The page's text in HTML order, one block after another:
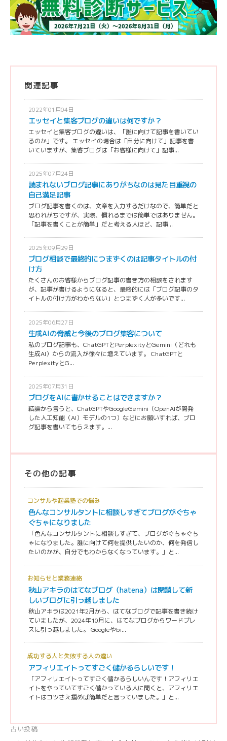
関連記事
2022年01月04日
エッセイと集客ブログの違いは何ですか？
エッセイと集客ブログの違いは、「誰に向けて記事を書いてい
るのか」です。 エッセイの場合は「自分に向けて」記事を書
いていますが、集客ブログは「お客様に向けて」記事...
2025年07月24日
読まれないブログ記事にありがちなのは見た目重視の
自己満足記事
ブログ記事を書くのは、文章を入力するだけなので、簡単だと
思われがちですが、実際、慣れるまでは簡単ではありません。
「記事を書くことが簡単」だと考える人ほど、記事...
2025年09月29日
ブログ相談で最終的につまずくのは記事タイトルの付
け方
たくさんのお客様からブログ記事の書き方の相談をされます
が、記事が書けるようになると、最終的には「ブログ記事のタ
イトルの付け方がわからない」とつまずく人が多いです...
2025年06月27日
生成AIの脅威と今後のブログ集客について
私のブログ記事も、ChatGPTとPerplexityとGemini（どれも
生成AI）からの流入が徐々に増えています。 ChatGPTと
PerplexityとG...
2025年07月31日
ブログをAIに書かせることはできますか？
結論から言うと、ChatGPTやGoogleGemini（OpenAIが開発
した人工知能（AI）モデルの1つ）などにお願いすれば、ブロ
グ記事を書いてもらえます。...
その他の記事
コンサルや起業塾での悩み
色んなコンサルタントに相談しすぎてブログがぐちゃ
ぐちゃになりました
「色んなコンサルタントに相談しすぎて、ブログがぐちゃぐち
ゃになりました。誰に向けて何を提供したいのか、何を発信し
たいのかが、自分でもわからなくなっています。」と...
お知らせと業務連絡
秋山アキラのはてなブログ（hatena）は閉鎖して新
しいブログに引っ越しました
秋山アキラは2021年2月から、はてなブログで記事を書き続け
ていましたが、2024年10月に、はてなブログからワードプレ
スに引っ越しました。 Googleやbi...
成功する人と失敗する人の違い
アフィリエイトってすごく儲かるらしいです！
「アフィリエイトってすごく儲かるらしいんです！アフィリエ
イトをやっていてすごく儲かっている人に聞くと、アフィリエ
イトはコツさえ掴めば簡単だと言っていました。」と...
投
古い投稿